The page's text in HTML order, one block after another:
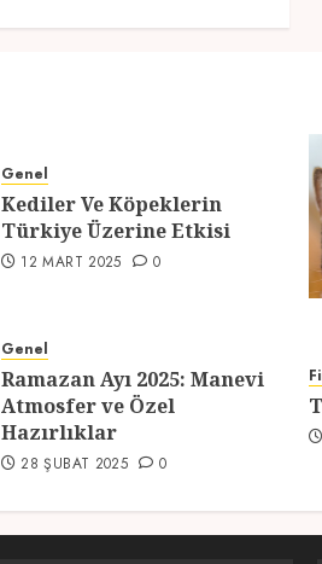
Genel
Kediler Ve Köpeklerin
Türkiye Üzerine Etkisi
12 MART 2025 0
Genel
Ramazan Ayı 2025: Manevi
Atmosfer ve Özel
Hazırlıklar
28 ŞUBAT 2025 0